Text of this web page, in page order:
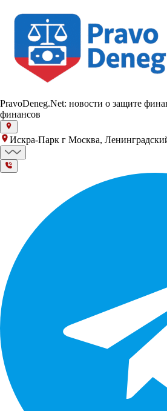
PravoDeneg.Net: новости о защите
финансов
Искра-Парк г Москва,